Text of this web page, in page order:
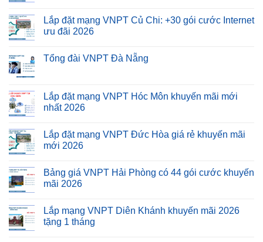
Lắp đặt mạng VNPT Củ Chi: +30 gói cước Internet
ưu đãi 2026
Tổng đài VNPT Đà Nẵng
Lắp đặt mạng VNPT Hóc Môn khuyến mãi mới
nhất 2026
Lắp đặt mạng VNPT Đức Hòa giá rẻ khuyến mãi
mới 2026
Bảng giá VNPT Hải Phòng có 44 gói cước khuyến
mãi 2026
Lắp mạng VNPT Diên Khánh khuyến mãi 2026
tặng 1 tháng